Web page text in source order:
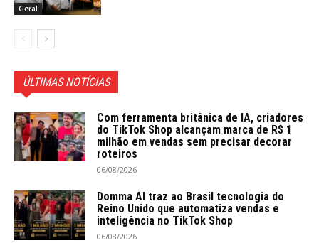
Geral
ÚLTIMAS NOTÍCIAS
Com ferramenta britânica de IA, criadores
do TikTok Shop alcançam marca de R$ 1
milhão em vendas sem precisar decorar
roteiros
06/08/2026
Domma AI traz ao Brasil tecnologia do
Reino Unido que automatiza vendas e
inteligência no TikTok Shop
06/08/2026